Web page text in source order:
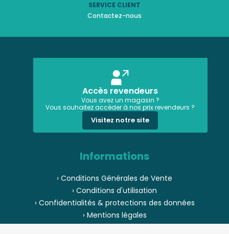
SERVICE CLIENT
Contactez-nous
Accès revendeurs
Vous avez un magasin ?
Vous souhaitez accéder à nos prix revendeurs ?
Visitez notre site
Informations
› Conditions Générales de Vente
› Conditions d'utilisation
› Confidentialités & protections des données
› Mentions légales